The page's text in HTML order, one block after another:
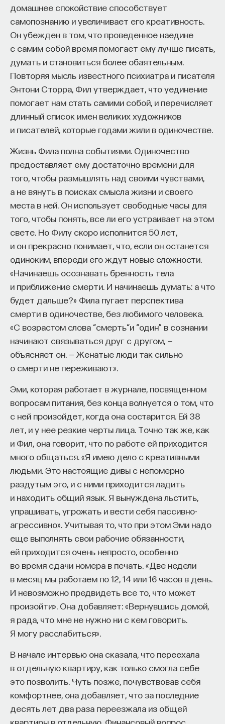
домашнее спокойствие способствует
самопознанию и увеличивает его креативность.
Он убежден в том, что проведенное наедине
с самим собой время помогает ему лучше писать,
думать и становиться более обаятельным.
Повторяя мысль известного психиатра и писателя
Энтони Сторра, Фил утверждает, что уединение
помогает нам стать самими собой, и перечисляет
длинный список имен великих художников
и писателей, которые годами жили в одиночестве.
Жизнь Фила полна событиями. Одиночество
предоставляет ему достаточно времени для
того, чтобы размышлять над своими чувствами,
а не вянуть в поисках смысла жизни и своего
места в ней. Он использует свободные часы для
того, чтобы понять, все ли его устраивает на этом
свете. Но Филу скоро исполнится 50 лет,
и он прекрасно понимает, что, если он останется
одиноким, впереди его ждут новые сложности.
«Начинаешь осознавать бренность тела
и приближение смерти. И начинаешь думать: а что
будет дальше?» Фила пугает перспектива
смерти в одиночестве, без любимого человека.
«С возрастом слова “смерть“и “один” в сознании
начинают связываться друг с другом, —
объясняет он. — Женатые люди так сильно
о смерти не переживают».
Эми, которая работает в журнале, посвященном
вопросам питания, без конца волнуется о том, что
с ней произойдет, когда она состарится. Ей 38
лет, и у нее резкие черты лица. Точно так же, как
и Фил, она говорит, что по работе ей приходится
много общаться. «Я имею дело с креативными
людьми. Это настоящие дивы с непомерно
раздутым эго, и с ними приходится ладить
и находить общий язык. Я вынуждена льстить,
упрашивать, угрожать и вести себя пассивно-
агрессивно». Учитывая то, что при этом Эми надо
еще выполнять свои рабочие обязанности,
ей приходится очень непросто, особенно
во время сдачи номера в печать. «Две недели
в месяц мы работаем по 12, 14 или 16 часов в день.
И невозможно предвидеть все то, что может
произойти». Она добавляет: «Вернувшись домой,
я рада, что мне не нужно ни с кем говорить.
Я могу расслабиться».
В начале интервью она сказала, что переехала
в отдельную квартиру, как только смогла себе
это позволить. Чуть позже, почувствовав себя
комфортнее, она добавляет, что за последние
десять лет два раза переезжала из общей
квартиры в отдельную. Финансовый вопрос,